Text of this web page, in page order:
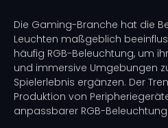
Die Gaming-Branche hat die
Leuchten maßgeblich
häufig RGB-Beleuchtung, um
und immersive Umgebungen
Spielerlebnis ergänzen. Der
Produktion von
anpassbarer RGB-